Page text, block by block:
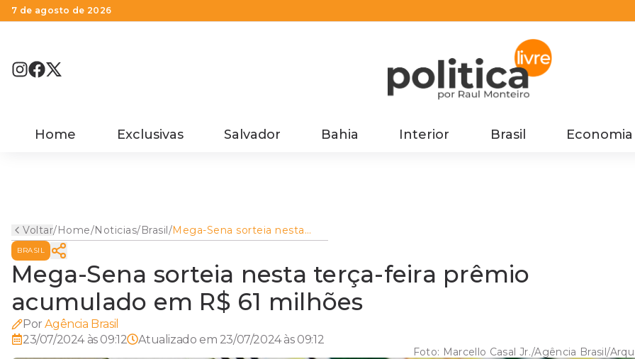
7 de agosto de 2026
Home Exclusivas Salvador Bahia Interior Brasil Economia
Voltar/Home/Noticias/Brasil/Mega-Sena sorteia nesta
terça-feira prêmio acumulado
BRASIL
Mega-Sena sorteia nesta terça-feira prêmio
acumulado em R$ 61 milhões
Por Agência Brasil
23/07/2024 às 09:12
Atualizado em 23/07/2024 às 09:12
Foto: Marcello Casal Jr./Agência Brasil/